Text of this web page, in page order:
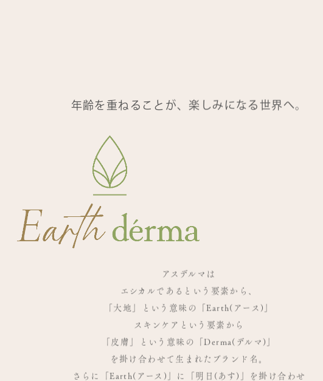
年齢を重ねることが、楽しみになる世界へ。
アスデルマは
エシカルであるという要素から、
「大地」という意味の「Earth(アース)」
スキンケアという要素から
「皮膚」という意味の「Derma(デルマ)」
を掛け合わせて生まれたブランド名。
さらに「Earth(アース)」に「明日(あす)」を掛け合わせ